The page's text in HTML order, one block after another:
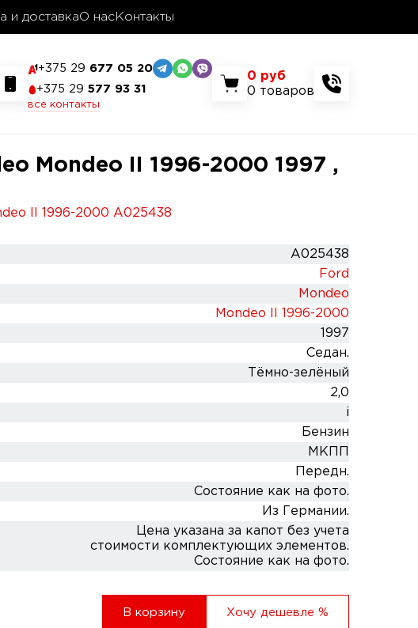
и доставкаО нас Контакты
+375 29 677 05 20
+375 29 577 93 31
все контакты
0 руб
0 товаров
Mondeo II 1996-2000 1997 ,
II 1996-2000 A025438
A025438
Ford
Mondeo
Mondeo II 1996-2000
1997
Седан.
Тёмно-зелёный
2,0
i
Бензин
МКПП
Передн.
Состояние как на фото.
Из Германии.
Цена указана за капот без учета
стоимости комплектующих элементов.
Состояние как на фото.
В корзину Хочу дешевле %